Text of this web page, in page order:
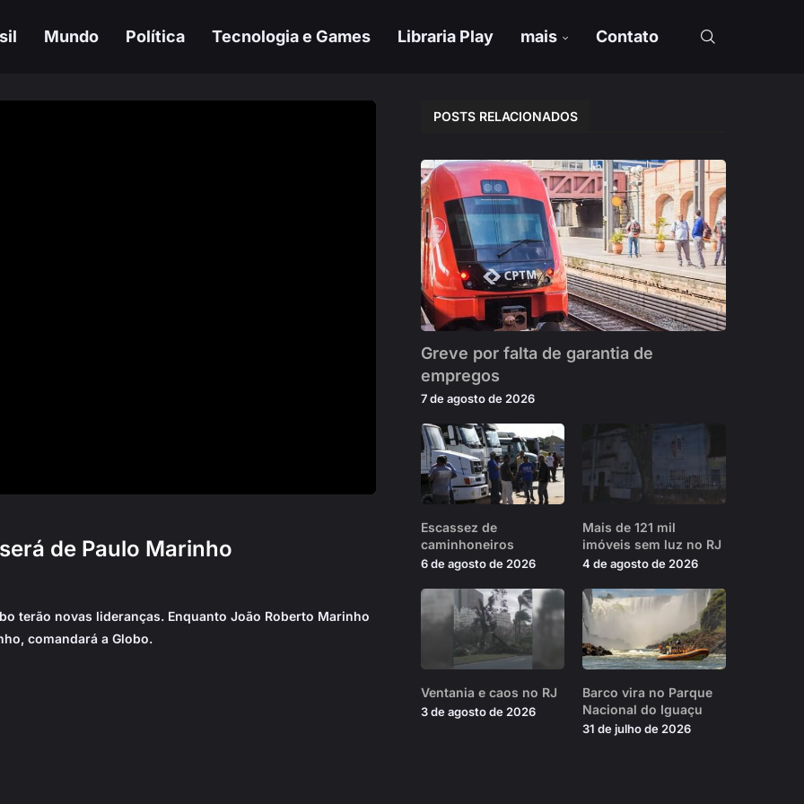
Mundo Política Tecnologia e Games Libraria Play mais Contato
de Paulo Marinho
terão novas lideranças. Enquanto João Roberto Marinho
comandará a Globo.
POSTS RELACIONADOS
Greve por falta de garantia de
empregos
7 de agosto de 2026
Escassez de
caminhoneiros
6 de agosto de 2026
Mais de 121 mil
imóveis sem luz no RJ
4 de agosto de 2026
Ventania e caos no RJ
3 de agosto de 2026
Barco vira no Parque
Nacional do Iguaçu
31 de julho de 2026